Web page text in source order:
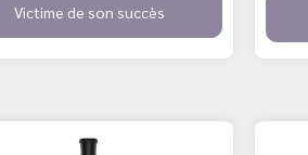
Victime de son succès